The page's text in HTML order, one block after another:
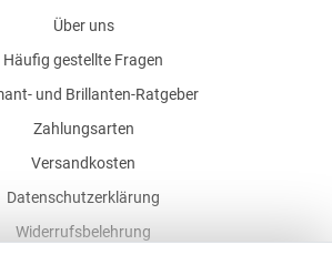
Über uns
Häufig gestellte Fragen
und Brillanten-Ratgeber
Zahlungsarten
Versandkosten
Datenschutzerklärung
Widerrufsbelehrung